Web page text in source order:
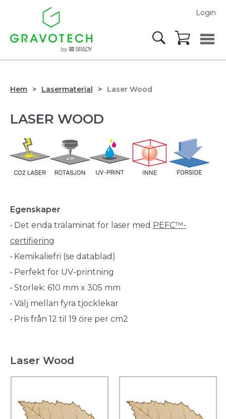
Login
Hem Lasermaterial Laser Wood
LASER WOOD
Egenskaper
• Det enda trälaminat för laser med PEFC™-
certifiering
• Kemikaliefri (se datablad)
• Perfekt for UV-printning
• Storlek: 610 mm x 305 mm
• Välj mellan fyra tjocklekar
• Pris från 12 til 19 öre per cm2
Laser Wood